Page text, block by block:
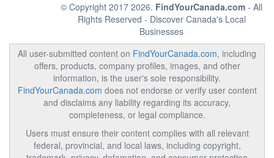
© Copyright 2017 2026. FindYourCanada.com - All
Rights Reserved - Discover Canada's Local
Businesses
All user-submitted content on FindYourCanada.com, including
offers, products, company profiles, images, and other
information, is the user's sole responsibility.
FindYourCanada.com does not endorse or verify user content
and disclaims any liability regarding its accuracy,
completeness, or legal compliance.
Users must ensure their content complies with all relevant
federal, provincial, and local laws, including copyright,